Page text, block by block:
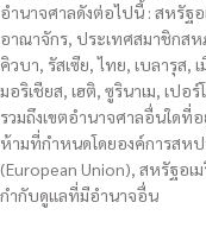
อำนาจศาลดังต่อไปนี้ : สหรัฐ
อาณาจักร, ประเทศสมาชิกสห
คิวบา, รัสเซีย, ไทย, เบลารุส,
มอริเชียส, เฮติ, ซูรินาเม, เปอ
รวมถึงเขตอำนาจศาลอื่นใดที่
ห้ามที่กำหนดโดยองค์การสห
(European Union), สหรัฐอเ
กำกับดูแลที่มีอำนาจอื่น